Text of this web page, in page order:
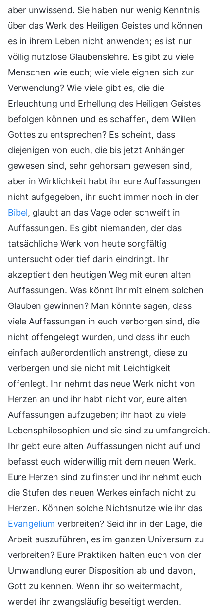
aber unwissend. Sie haben nur wenig Kenntnis
über das Werk des Heiligen Geistes und können
es in ihrem Leben nicht anwenden; es ist nur
völlig nutzlose Glaubenslehre. Es gibt zu viele
Menschen wie euch; wie viele eignen sich zur
Verwendung? Wie viele gibt es, die die
Erleuchtung und Erhellung des Heiligen Geistes
befolgen können und es schaffen, dem Willen
Gottes zu entsprechen? Es scheint, dass
diejenigen von euch, die bis jetzt Anhänger
gewesen sind, sehr gehorsam gewesen sind,
aber in Wirklichkeit habt ihr eure Auffassungen
nicht aufgegeben, ihr sucht immer noch in der
Bibel, glaubt an das Vage oder schweift in
Auffassungen. Es gibt niemanden, der das
tatsächliche Werk von heute sorgfältig
untersucht oder tief darin eindringt. Ihr
akzeptiert den heutigen Weg mit euren alten
Auffassungen. Was könnt ihr mit einem solchen
Glauben gewinnen? Man könnte sagen, dass
viele Auffassungen in euch verborgen sind, die
nicht offengelegt wurden, und dass ihr euch
einfach außerordentlich anstrengt, diese zu
verbergen und sie nicht mit Leichtigkeit
offenlegt. Ihr nehmt das neue Werk nicht von
Herzen an und ihr habt nicht vor, eure alten
Auffassungen aufzugeben; ihr habt zu viele
Lebensphilosophien und sie sind zu umfangreich.
Ihr gebt eure alten Auffassungen nicht auf und
befasst euch widerwillig mit dem neuen Werk.
Eure Herzen sind zu finster und ihr nehmt euch
die Stufen des neuen Werkes einfach nicht zu
Herzen. Können solche Nichtsnutze wie ihr das
Evangelium verbreiten? Seid ihr in der Lage, die
Arbeit auszuführen, es im ganzen Universum zu
verbreiten? Eure Praktiken halten euch von der
Umwandlung eurer Disposition ab und davon,
Gott zu kennen. Wenn ihr so weitermacht,
werdet ihr zwangsläufig beseitigt werden.